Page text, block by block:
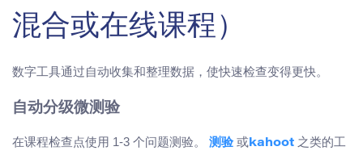
混合或在线课程）
数字工具通过自动收集和整理数据，使快速检查变得更快。
自动分级微测验
在课程检查点使用 1-3 个问题测验。 测验或kahoot 之类的工